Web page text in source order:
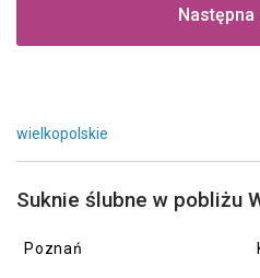
wielkopolskie
Suknie ślubne w pobliżu
Poznań